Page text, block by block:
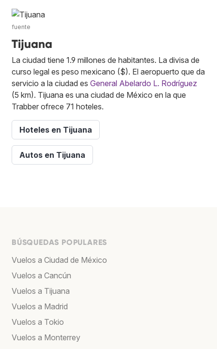
fuente
Tijuana
La ciudad tiene 1.9 millones de habitantes. La divisa de
curso legal es peso mexicano ($). El aeropuerto que da
servicio a la ciudad es General Abelardo L. Rodríguez
(5 km). Tijuana es una ciudad de México en la que
Trabber ofrece 71 hoteles.
Hoteles en Tijuana
Autos en Tijuana
BÚSQUEDAS POPULARES
Vuelos a Ciudad de México
Vuelos a Cancún
Vuelos a Tijuana
Vuelos a Madrid
Vuelos a Tokio
Vuelos a Monterrey